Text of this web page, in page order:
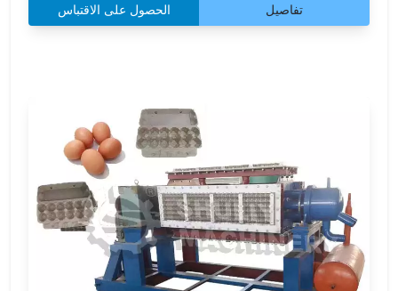
تفاصيل الحصول على الاقتباس